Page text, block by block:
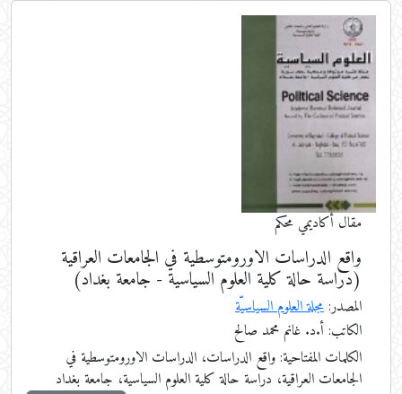
مقال أكاديمي محكم
واقع الدراسات الاورومتوسطية في الجامعات العراقية
(دراسة حالة كلية العلوم السياسية - جامعة بغداد)
المصدر:مجلة العلوم السياسيّة
الكاتب: أ.د. غانم محمد صالح
الكلمات المفتاحية:واقع الدراسات، الدراسات الاورومتوسطية في
الجامعات العراقية، دراسة حالة كلية العلوم السياسية، جامعة بغداد